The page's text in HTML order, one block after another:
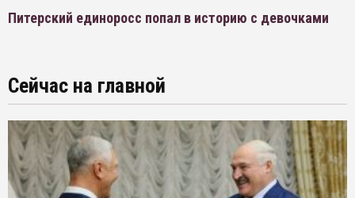
Питерский единоросс попал в историю с девочками
Сейчас на главной